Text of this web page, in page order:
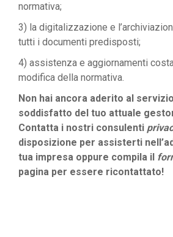
normativa;
3) la digitalizzazione e
tutti i documenti predisposti;
4) assistenza e aggiornamenti
modifica della normativa.
Non hai ancora aderito al
soddisfatto del tuo attuale
Contatta i nostri consulenti
disposizione per assisterti
tua impresa oppure compila il
pagina per essere ricontattato!